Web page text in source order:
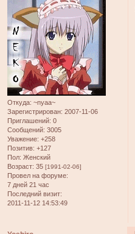
Откуда: ~nyaa~
Зарегистрирован: 2007-11-06
Приглашений: 0
Сообщений: 3005
Уважение: +258
Позитив: +127
Пол: Женский
Возраст: 35 [1991-02-06]
Провел на форуме:
7 дней 21 час
Последний визит:
2011-11-12 14:53:49